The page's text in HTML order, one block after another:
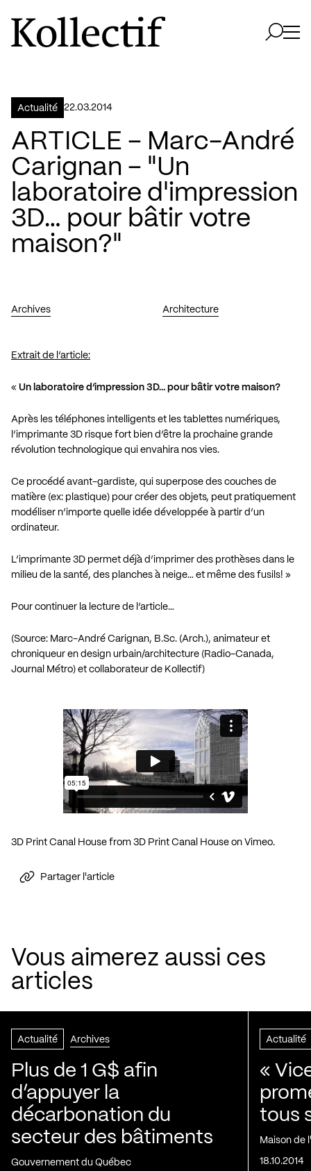
Aller à la page d'accueil
Logo Kollectif
Actualité 22.03.2014
ARTICLE – Marc-André
Carignan – "Un
laboratoire d'impression
3D… pour bâtir votre
maison?"
Archives Architecture
Extrait de l’article:
« Un laboratoire d’impression 3D… pour bâtir votre maison?
Après les téléphones intelligents et les tablettes numériques,
l’imprimante 3D risque fort bien d’être la prochaine grande
révolution technologique qui envahira nos vies.
Ce procédé avant-gardiste, qui superpose des couches de
matière (ex: plastique) pour créer des objets, peut pratiquement
modéliser n’importe quelle idée développée à partir d’un
ordinateur.
L’imprimante 3D permet déjà d’imprimer des prothèses dans le
milieu de la santé, des planches à neige… et même des fusils! »
Pour continuer la lecture de l’article…
(Source: Marc-André Carignan, B.Sc. (Arch.), animateur et
chroniqueur en design urbain/architecture (Radio-Canada,
Journal Métro) et collaborateur de Kollectif)
3D Print Canal House from 3D Print Canal House on Vimeo.
Partager l'article
Vous aimerez aussi ces
articles
Actualité Archives
Plus de 1 G$ afin
d’appuyer la
décarbonation du
secteur des bâtiments
Gouvernement du Québec
Actualité
«
tous
Maison de
18.10.2014